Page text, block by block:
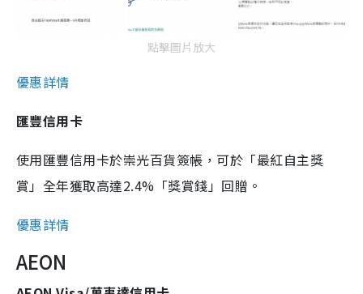
點擊圖片放大
優惠詳情
匯豐信用卡
使用匯豐信用卡於崇光百貨簽帳，可於「最紅自主獎
賞」全年獲取高達2.4%「獎賞錢」回贈。
優惠詳情
AEON